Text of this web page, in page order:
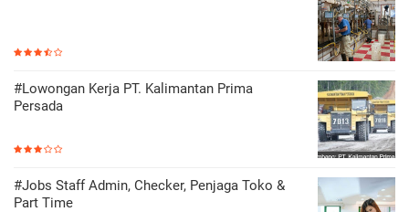
#Lowongan Kerja PT. Kalimantan Prima
Persada
#Jobs Staff Admin, Checker, Penjaga Toko &
Part Time